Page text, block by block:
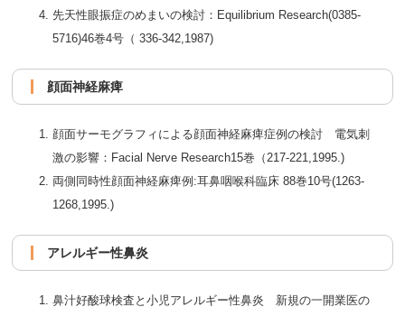
先天性眼振症のめまいの検討：Equilibrium Research(0385-
5716)46巻4号（ 336-342,1987)
顔面神経麻痺
顔面サーモグラフィによる顔面神経麻痺症例の検討 電気刺
激の影響：Facial Nerve Research15巻（217-221,1995.)
両側同時性顔面神経麻痺例:耳鼻咽喉科臨床 88巻10号(1263-
1268,1995.)
アレルギー性鼻炎
鼻汁好酸球検査と小児アレルギー性鼻炎 新規の一開業医の